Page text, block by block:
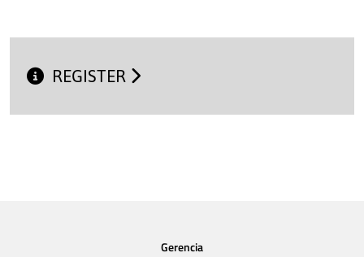
REGISTER
Gerencia